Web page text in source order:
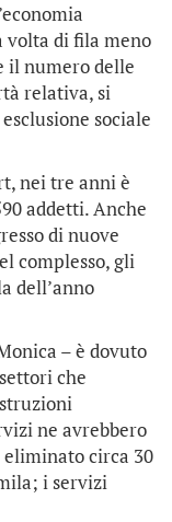
volta di fila meno
il numero delle
relativa, si
sociale
nei tre anni è
addetti. Anche
di nuove
complesso, gli
dell’anno
– è dovuto
che
ne avrebbero
circa 30
i servizi